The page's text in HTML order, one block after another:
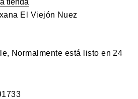
El Viejón Nuez
Normalmente está listo en 24